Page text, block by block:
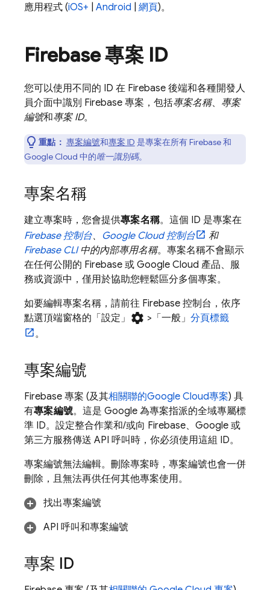
應用程式 (iOS+ Android 網頁)。
Firebase 專案 ID
您可以使用不同的 ID 在 Firebase 後端和各種開發人
員介面中識別 Firebase 專案，包括專案名稱、 專案
編號和專案 ID。
重點： 專案編號和專案 ID 是專案在所有 Firebase 和
Google Cloud 中的唯一識別碼。
專案名稱
建立專案時，您會提供專案名稱。這個 ID 是專案在
Firebase控制台、 Google Cloud控制台
和
FirebaseCLI中的內部專用名稱。專案名稱不會顯示
在任何公開的 Firebase 或 Google Cloud 產品、服
務或資源中，僅用於協助您輕鬆區分多個專案。
如要編輯專案名稱，請前往 Firebase 控制台，依序
點選頂端窗格的「設定」 settings >「一般」 分頁標籤
。
專案編號
Firebase 專案 (及其相關聯的Google Cloud專案) 具
有專案編號。這是 Google 為專案指派的全域專屬標
準 ID。設定整合作業和/或向 Firebase、Google 或
第三方服務傳送 API 呼叫時，你必須使用這組 ID。
專案編號無法編輯。刪除專案時，專案編號也會一併
刪除，且無法再供任何其他專案使用。
找出專案編號
API 呼叫和專案編號
專案 ID